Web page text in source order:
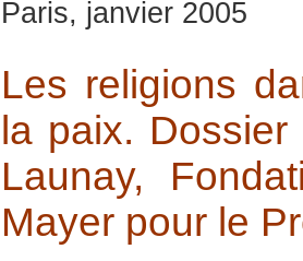
Paris, janvier 2005
Les religions
la paix.
Launay,
Mayer pour le